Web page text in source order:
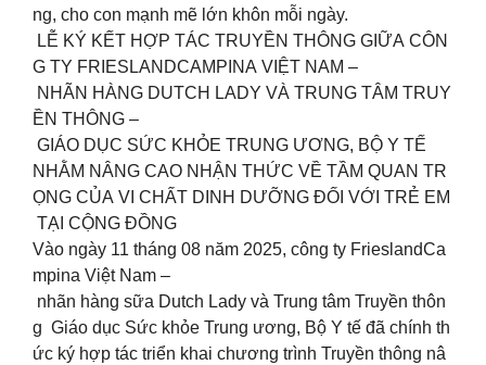
ng, cho con mạnh mẽ lớn khôn mỗi ngày.
LỄ KÝ KẾT HỢP TÁC TRUYỀN THÔNG GIỮA CÔN
G TY FRIESLANDCAMPINA VIỆT NAM –
NHÃN HÀNG DUTCH LADY VÀ TRUNG TÂM TRUY
ỀN THÔNG –
GIÁO DỤC SỨC KHỎE TRUNG ƯƠNG, BỘ Y TẾ
NHẰM NÂNG CAO NHẬN THỨC VỀ TẦM QUAN TR
ỌNG CỦA VI CHẤT DINH DƯỠNG ĐỐI VỚI TRẺ EM
TẠI CỘNG ĐỒNG
Vào ngày 11 tháng 08 năm 2025, công ty FrieslandCa
mpina Việt Nam –
nhãn hàng sữa Dutch Lady và Trung tâm Truyền thôn
g Giáo dục Sức khỏe Trung ương, Bộ Y tế đã chính th
ức ký hợp tác triển khai chương trình Truyền thông nâ